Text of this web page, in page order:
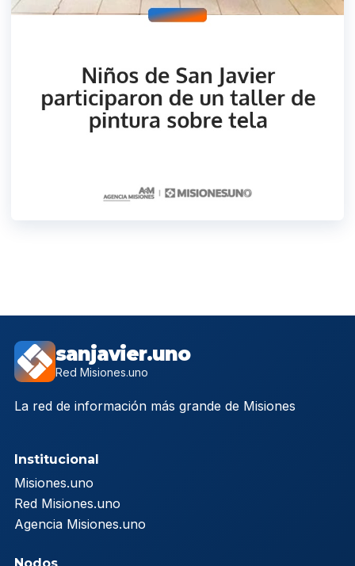
sanjavier.uno
Red Misiones.uno
La red de información más grande de Misiones
Institucional
Misiones.uno
Red Misiones.uno
Agencia Misiones.uno